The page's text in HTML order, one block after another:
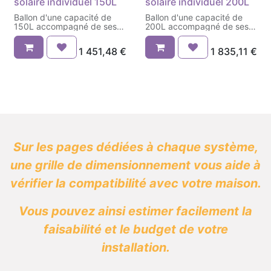
Ballon d'une capacité de
150L accompagné de ses
kits
1 451,48 €
Ballon d'une capacité de
200L accompagné de ses
kits
1 835,11 €
Sur les pages dédiées à chaque système,
une grille de dimensionnement vous aide à
vérifier la compatibilité avec votre maison.
Vous pouvez ainsi estimer facilement la
faisabilité et le budget de votre
installation.